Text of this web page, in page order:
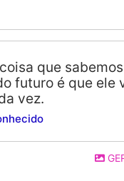
que
futuro é que ele
vez.